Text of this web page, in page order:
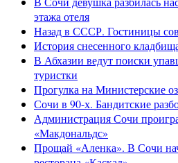
этажа отеля
Назад в СССР. Гостиницы
История снесенного
В Абхазии ведут поиски
туристки
Прогулка на Министерские
Сочи в 90-х. Бандитские
Администрация Сочи
«Макдональдс»
Прощай «Аленка». В Сочи